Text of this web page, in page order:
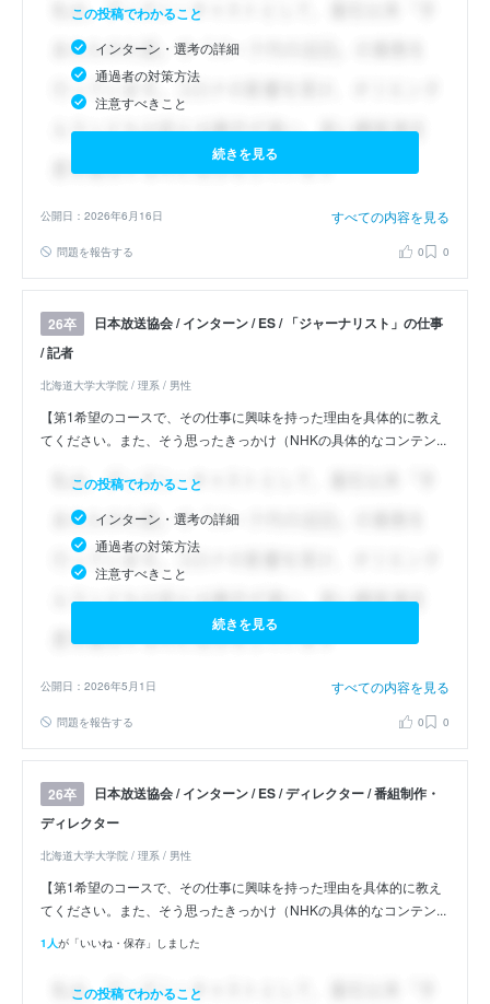
この投稿でわかること
インターン・選考の詳細
通過者の対策方法
注意すべきこと
続きを見る
公開日：2026年6月16日 すべての内容を見る
問題を報告する 0 0
26卒
日本放送協会 / インターン / ES / 「ジャーナリスト」の仕事
/ 記者
北海道大学大学院 / 理系 / 男性
【第1希望のコースで、その仕事に興味を持った理由を具体的に教え
てください。また、そう思ったきっかけ（NHKの具体的なコンテン...
この投稿でわかること
インターン・選考の詳細
通過者の対策方法
注意すべきこと
続きを見る
公開日：2026年5月1日 すべての内容を見る
問題を報告する 0 0
26卒
日本放送協会 / インターン / ES / ディレクター / 番組制作・
ディレクター
北海道大学大学院 / 理系 / 男性
【第1希望のコースで、その仕事に興味を持った理由を具体的に教え
てください。また、そう思ったきっかけ（NHKの具体的なコンテン...
1人が「いいね・保存」しました
この投稿でわかること